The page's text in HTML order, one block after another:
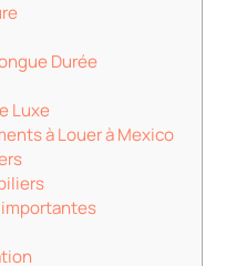
Durée
Luxe
à Louer à Mexico